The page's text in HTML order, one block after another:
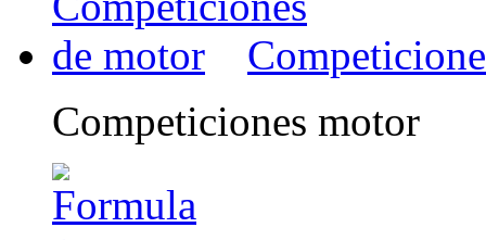
Competiciones motor